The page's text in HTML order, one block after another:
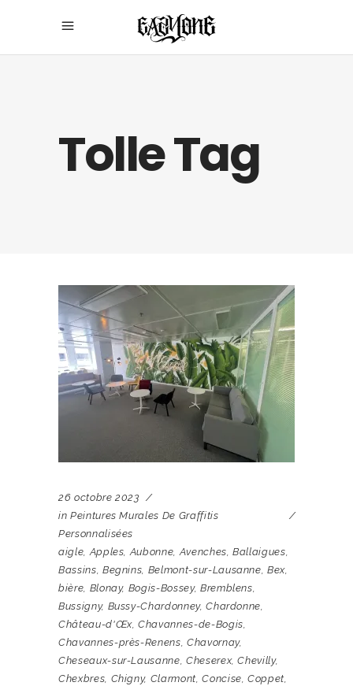
Tolle Tag
26 octobre 2023
in Peintures Murales De Graffitis
Personnalisées
aigle,Apples,Aubonne,Avenches,Ballaigues,
Bassins, Begnins, Belmont-sur-Lausanne,Bex,
bière, Blonay, Bogis-Bossey, Bremblens,
Bussigny, Bussy-Chardonney,Chardonne,
Château-d'Œx,Chavannes-de-Bogis,
Chavannes-près-Renens, Chavornay,
Cheseaux-sur-Lausanne, Cheserex,Chevilly,
Chexbres, Chigny, Clarmont,Concise,Coppet,